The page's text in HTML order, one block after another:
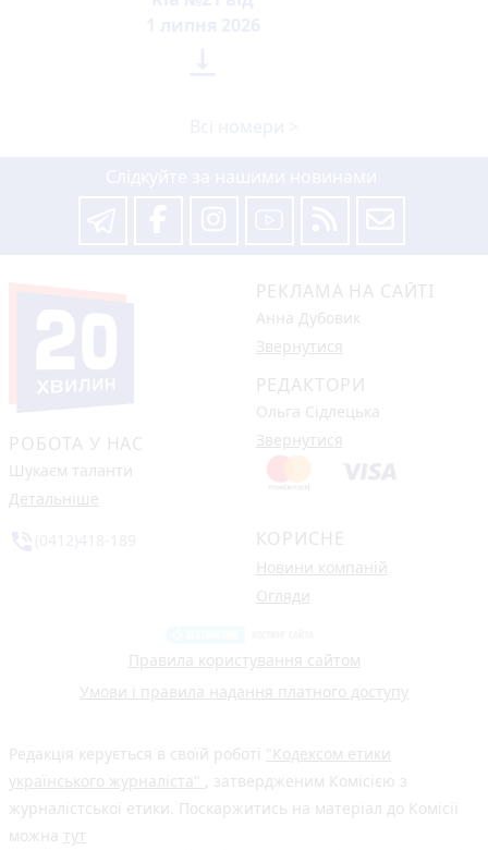
РОБОТА У НАС
Шукаєм таланти
Детальніше
РЕКЛАМА НА САЙТІ
Анна Дубовик
Звернутися
РЕДАКТОРИ
Ольга Сідлецька
Звернутися
КОРИСНЕ
Новини компаній
Огляди
Правила користування сайтом
Умови і правила надання платного доступу
Редакція керується в своїй роботі "Кодексом етики
українського журналіста"
, затвердженим Комісією з
журналістської етики. Поскаржитись на матеріал до Комісії
можна тут